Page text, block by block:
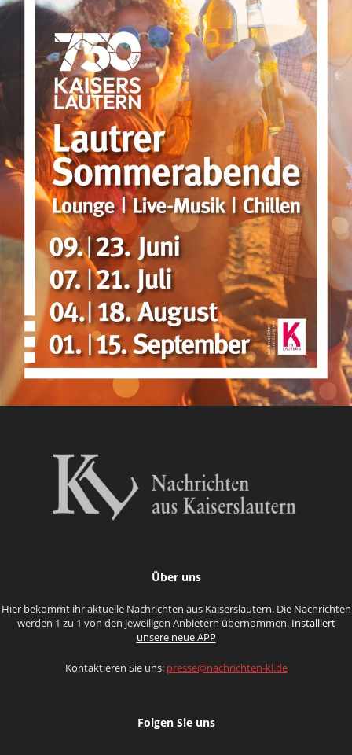
Über uns
Hier bekommt ihr aktuelle Nachrichten aus Kaiserslautern. Die Nachrichten
werden 1 zu 1 von den jeweiligen Anbietern übernommen. Installiert
unsere neue APP
Kontaktieren Sie uns: presse@nachrichten-kl.de
Folgen Sie uns